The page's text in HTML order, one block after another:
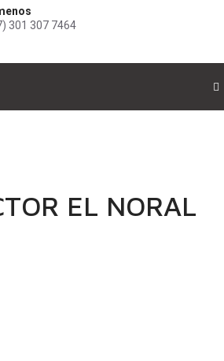
301 307 7464
EL NORAL